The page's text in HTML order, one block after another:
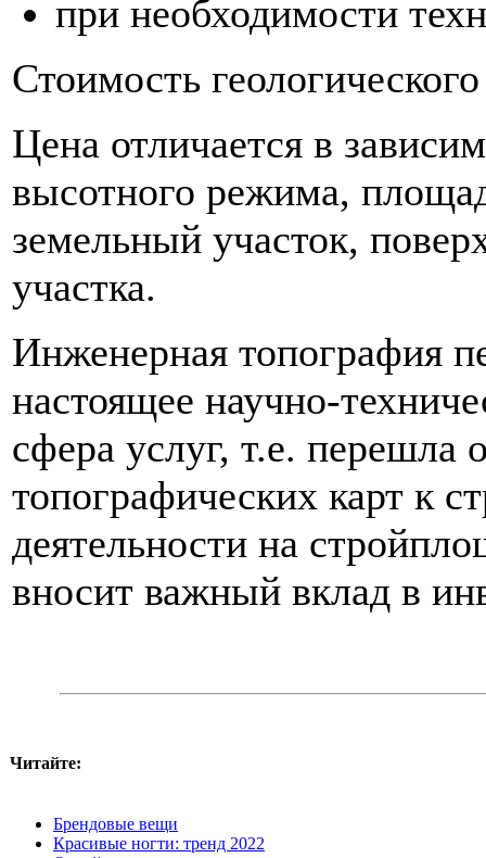
при необходимости
Стоимость
Цена отличается в
высотного режима,
земельный участок,
участка.
Инженерная топография
настоящее научно-
сфера услуг, т.е. перешла
топографических карт к
деятельности на
вносит важный вклад в
Читайте:
Брендовые вещи
Красивые ногти: тренд 2022